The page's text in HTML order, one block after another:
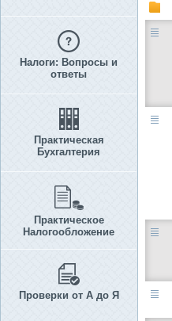
Налоги: Вопросы и
ответы
Практическая
Бухгалтерия
Практическое
Налогообложение
Проверки от А до Я